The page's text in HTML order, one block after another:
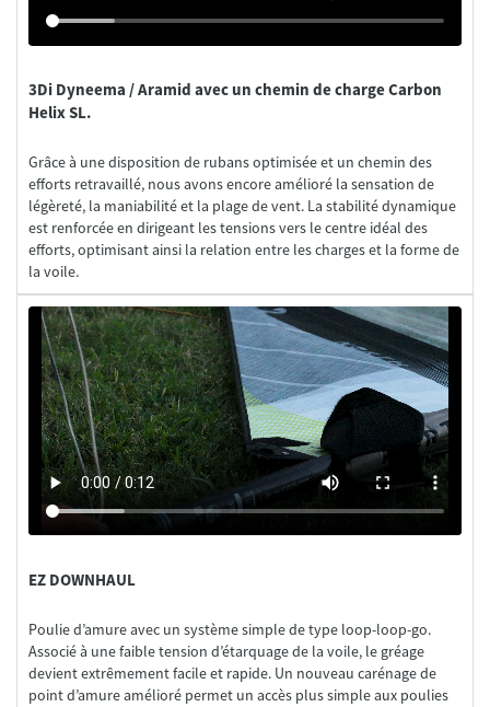
3Di Dyneema / Aramid avec un chemin de charge Carbon
Helix SL.
Grâce à une disposition de rubans optimisée et un chemin des
efforts retravaillé, nous avons encore amélioré la sensation de
légèreté, la maniabilité et la plage de vent. La stabilité dynamique
est renforcée en dirigeant les tensions vers le centre idéal des
efforts, optimisant ainsi la relation entre les charges et la forme de
la voile.
EZ DOWNHAUL
Poulie d’amure avec un système simple de type loop-loop-go.
Associé à une faible tension d’étarquage de la voile, le gréage
devient extrêmement facile et rapide. Un nouveau carénage de
point d’amure amélioré permet un accès plus simple aux poulies